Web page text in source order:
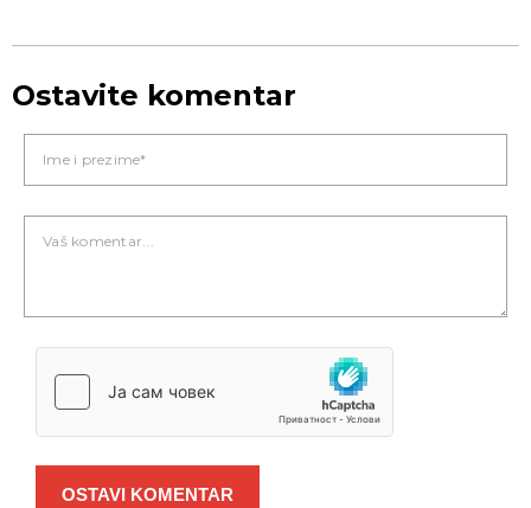
Ostavite komentar
OSTAVI KOMENTAR